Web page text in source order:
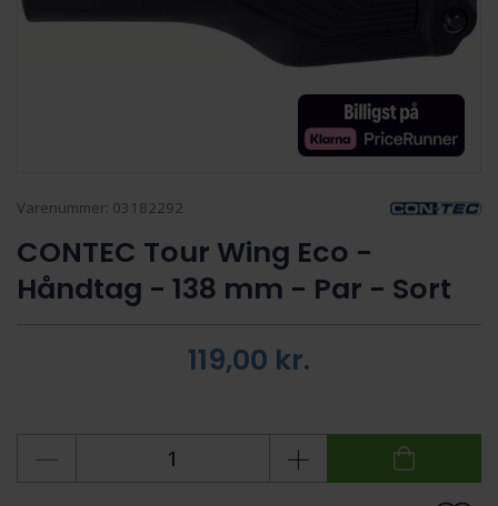
Varenummer: 03182292
CONTEC Tour Wing Eco -
Håndtag - 138 mm - Par - Sort
119,00 kr.